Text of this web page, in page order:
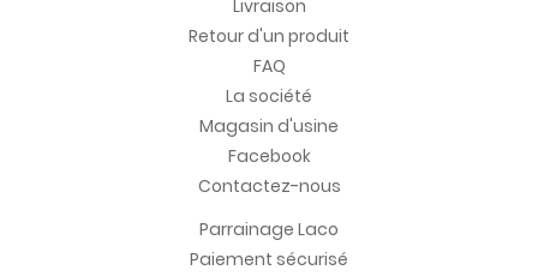
Livraison
Retour d'un produit
FAQ
La société
Magasin d'usine
Facebook
Contactez-nous
Parrainage Laco
Paiement sécurisé